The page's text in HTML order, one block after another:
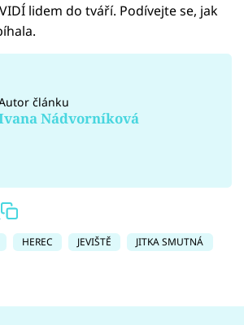
lidem do tváří. Podívejte se, jak
článku
Nádvorníková
HEREC JEVIŠTĚ
JITKA SMUTNÁ